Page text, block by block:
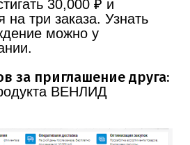
30,000 ₽ и
на три заказа. Узнать
можно у
за приглашение друга:
ВЕНЛИД